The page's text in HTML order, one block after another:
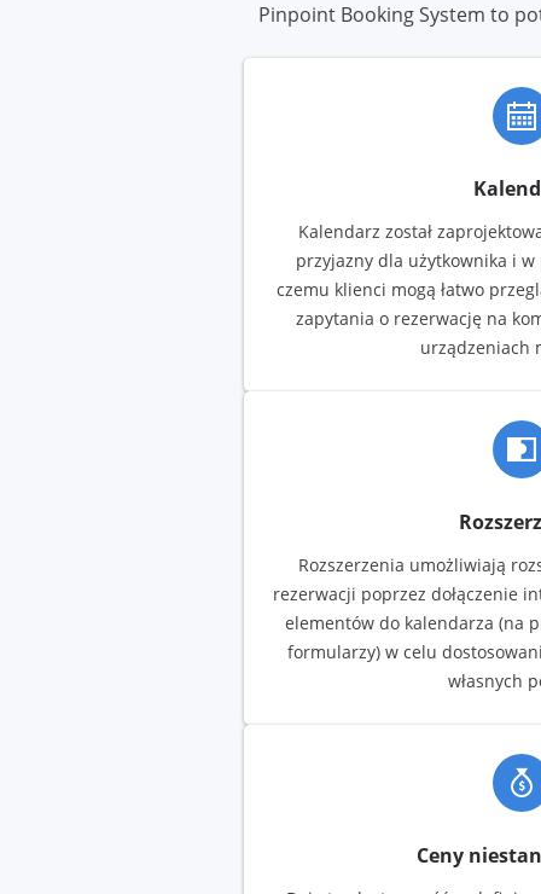
Pinpoint Booking System to
Kalendarz został
przyjazny dla użytkownika i w
czemu klienci mogą łatwo
zapytania o rezerwację na
urządzeniach
Rozszerzenia umożliwiają
rezerwacji poprzez dołączenie
elementów do kalendarza (na
formularzy) w celu
własnych
Ceny